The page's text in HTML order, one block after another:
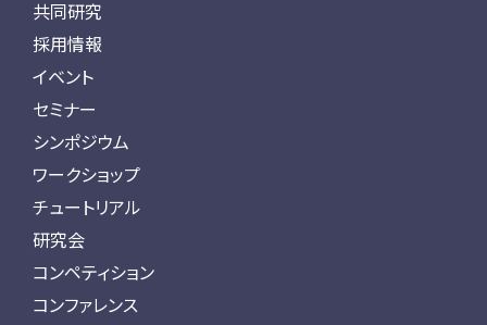
共同研究
採用情報
イベント
セミナー
シンポジウム
ワークショップ
チュートリアル
研究会
コンペティション
コンファレンス